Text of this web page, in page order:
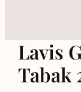
Lavis
Tabak